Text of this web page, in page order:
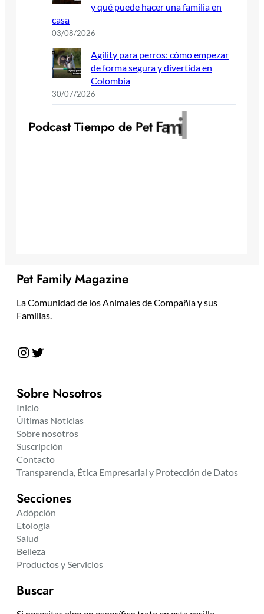
y qué puede hacer una familia en
casa
03/08/2026
Agility para perros: cómo empezar
de forma segura y divertida en
Colombia
30/07/2026
Podcast Tiempo de PetFamil
Pet Family Magazine
La Comunidad de los Animales de Compañía y sus
Familias.
Instagram Twitter
Sobre Nosotros
Inicio
Últimas Noticias
Sobre nosotros
Suscripción
Contacto
Transparencia, Ética Empresarial y Protección de Datos
Secciones
Adópción
Etología
Salud
Belleza
Productos y Servicios
Buscar